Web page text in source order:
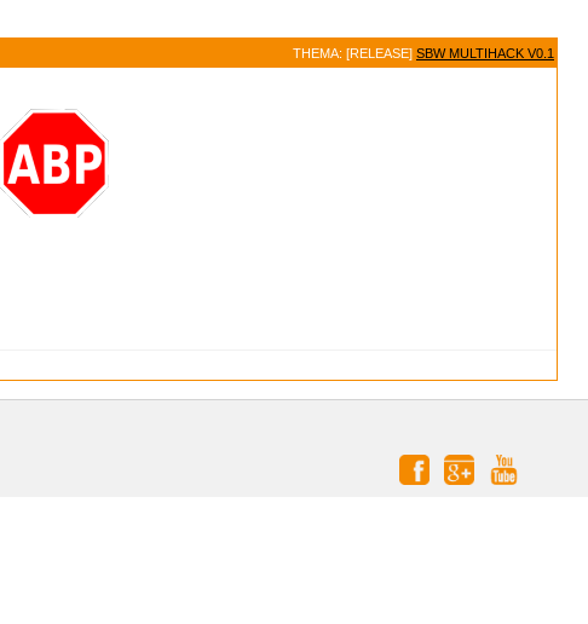
THEMA: [RELEASE] SBW MULTIHACK V0.1